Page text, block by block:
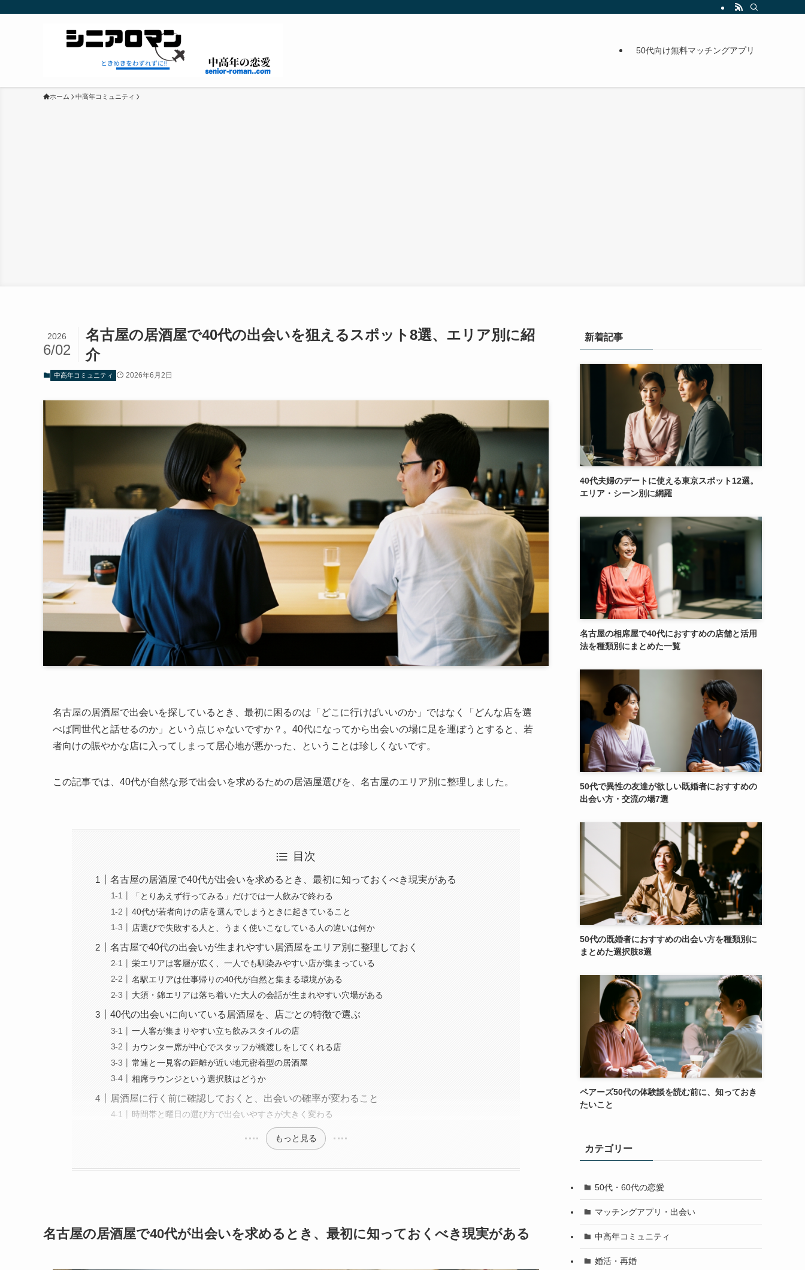
50代向け無料マッチングアプリ
ホーム 中高年コミュニティ
名古屋の居酒屋で40代の出会いを狙えるスポット8選、エリア別に紹
介
2026
6/02
中高年コミュニティ 2026年6月2日
名古屋の居酒屋で出会いを探しているとき、最初に困るのは「どこに行けばいいのか」ではなく「どんな店を選
べば同世代と話せるのか」という点じゃないですか？。40代になってから出会いの場に足を運ぼうとすると、若
者向けの賑やかな店に入ってしまって居心地が悪かった、ということは珍しくないです。
この記事では、40代が自然な形で出会いを求めるための居酒屋選びを、名古屋のエリア別に整理しました。
目次
名古屋の居酒屋で40代が出会いを求めるとき、最初に知っておくべき現実がある
「とりあえず行ってみる」だけでは一人飲みで終わる
40代が若者向けの店を選んでしまうときに起きていること
店選びで失敗する人と、うまく使いこなしている人の違いは何か
名古屋で40代の出会いが生まれやすい居酒屋をエリア別に整理しておく
栄エリアは客層が広く、一人でも馴染みやすい店が集まっている
名駅エリアは仕事帰りの40代が自然と集まる環境がある
大須・錦エリアは落ち着いた大人の会話が生まれやすい穴場がある
40代の出会いに向いている居酒屋を、店ごとの特徴で選ぶ
一人客が集まりやすい立ち飲みスタイルの店
カウンター席が中心でスタッフが橋渡しをしてくれる店
常連と一見客の距離が近い地元密着型の居酒屋
相席ラウンジという選択肢はどうか
居酒屋に行く前に確認しておくと、出会いの確率が変わること
時間帯と曜日の選び方で出会いやすさが大きく変わる
もっと見る
名古屋の居酒屋で40代が出会いを求めるとき、最初に知っておくべき現実がある
新着記事
40代夫婦のデートに使える東京スポット12選。
エリア・シーン別に網羅
名古屋の相席屋で40代におすすめの店舗と活用
法を種類別にまとめた一覧
50代で異性の友達が欲しい既婚者におすすめの
出会い方・交流の場7選
50代の既婚者におすすめの出会い方を種類別に
まとめた選択肢8選
ペアーズ50代の体験談を読む前に、知っておき
たいこと
カテゴリー
50代・60代の恋愛
マッチングアプリ・出会い
中高年コミュニティ
婚活・再婚